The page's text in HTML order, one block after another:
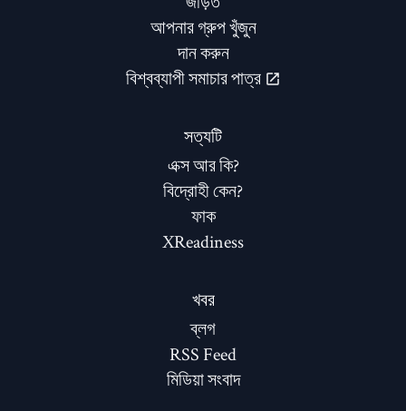
আপনার গ্রুপ খুঁজুন
দান করুন
বিশ্বব্যাপী সমাচার পাত্র
সত্যটি
এক্স আর কি?
বিদ্রোহী কেন?
ফাক
XReadiness
খবর
ব্লগ
RSS Feed
মিডিয়া সংবাদ